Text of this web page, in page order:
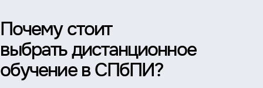
Почему стоит
выбрать дистанционное
обучение в СПбПИ?